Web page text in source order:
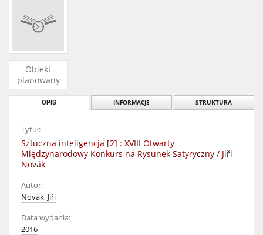
Obiekt
planowany
OPIS INFORMACJE STRUKTURA
Tytuł:
Sztuczna inteligencja [2] : XVIII Otwarty
Międzynarodowy Konkurs na Rysunek Satyryczny / Jiři
Novák
Autor:
Novák, Jiři
Data wydania:
2016